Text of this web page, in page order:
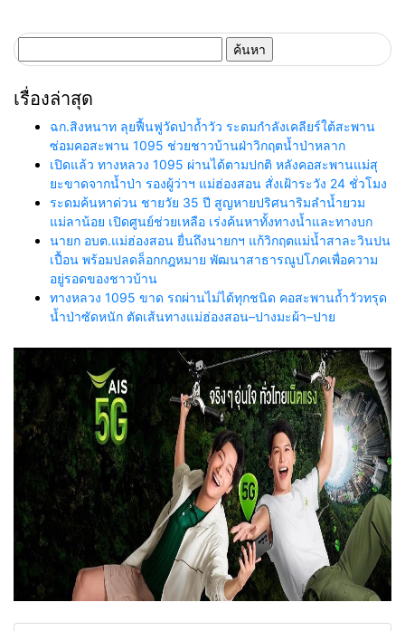
สำหรับ:
เรื่องล่าสุด
ฉก.สิงหนาท ลุยฟื้นฟูวัดป่าถ้ำวัว ระดมกำลังเคลียร์ใต้สะพาน
ซ่อมคอสะพาน 1095 ช่วยชาวบ้านฝ่าวิกฤตน้ำป่าหลาก
เปิดแล้ว ทางหลวง 1095 ผ่านได้ตามปกติ หลังคอสะพานแม่สุ
ยะขาดจากน้ำป่า รองผู้ว่าฯ แม่ฮ่องสอน สั่งเฝ้าระวัง 24 ชั่วโมง
ระดมค้นหาด่วน ชายวัย 35 ปี สูญหายปริศนาริมลำน้ำยวม
แม่ลาน้อย เปิดศูนย์ช่วยเหลือ เร่งค้นหาทั้งทางน้ำและทางบก
นายก อบต.แม่ฮ่องสอน ยื่นถึงนายกฯ แก้วิกฤตแม่น้ำสาละวินปน
เปื้อน พร้อมปลดล็อกกฎหมาย พัฒนาสาธารณูปโภคเพื่อความ
อยู่รอดของชาวบ้าน
ทางหลวง 1095 ขาด รถผ่านไม่ได้ทุกชนิด คอสะพานถ้ำวัวทรุด
น้ำป่าซัดหนัก ตัดเส้นทางแม่ฮ่องสอน–ปางมะผ้า–ปาย